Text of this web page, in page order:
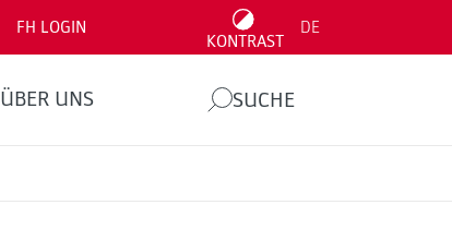
FH LOGIN
KONTRAST
DE
ÜBER UNS SUCHE